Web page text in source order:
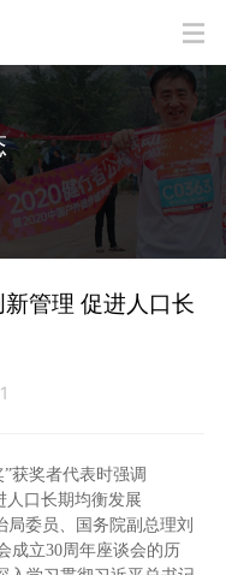
管理 促进人口长
获奖者代表时强调
长期均衡发展
委员、国务院副总理刘
成立30周年座谈会的历